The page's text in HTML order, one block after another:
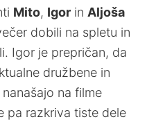
Mito, Igor in Aljoša
dobili na spletu in
Igor je prepričan, da
družbene in
na filme
pa razkriva tiste dele